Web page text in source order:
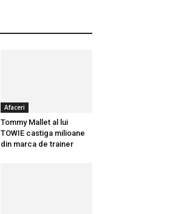
Afaceri
Tommy Mallet al lui
TOWIE castiga milioane
din marca de trainer